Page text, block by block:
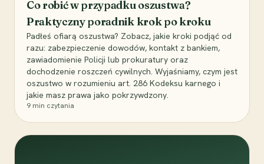
Co robić w przypadku oszustwa?
Praktyczny poradnik krok po kroku
Padłeś ofiarą oszustwa? Zobacz, jakie kroki podjąć od
razu: zabezpieczenie dowodów, kontakt z bankiem,
zawiadomienie Policji lub prokuratury oraz
dochodzenie roszczeń cywilnych. Wyjaśniamy, czym jest
oszustwo w rozumieniu art. 286 Kodeksu karnego i
jakie masz prawa jako pokrzywdzony.
9 min czytania